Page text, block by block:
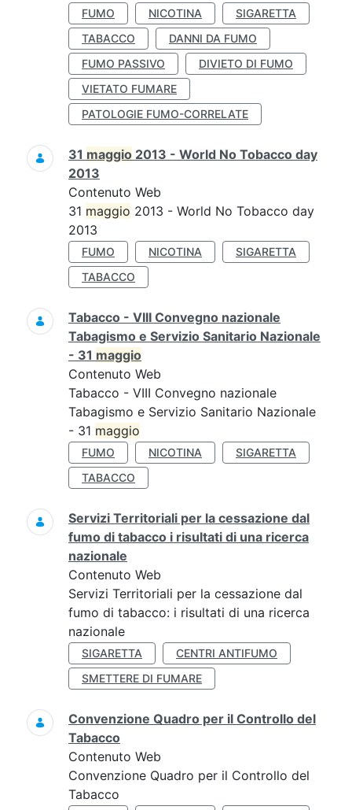
FUMO NICOTINA
SIGARETTA
TABACCO
DANNI DA FUMO
FUMO PASSIVO
DIVIETO DI FUMO
VIETATO FUMARE
PATOLOGIE FUMO-CORRELATE
31 maggio 2013 - World No Tobacco day
2013
Contenuto Web
31 maggio 2013 - World No Tobacco day
2013
FUMO NICOTINA
SIGARETTA
TABACCO
Tabacco - VIII Convegno nazionale
Tabagismo e Servizio Sanitario Nazionale
- 31 maggio
Contenuto Web
Tabacco - VIII Convegno nazionale
Tabagismo e Servizio Sanitario Nazionale
- 31 maggio
FUMO NICOTINA
SIGARETTA
TABACCO
Servizi Territoriali per la cessazione dal
fumo di tabacco i risultati di una ricerca
nazionale
Contenuto Web
Servizi Territoriali per la cessazione dal
fumo di tabacco: i risultati di una ricerca
nazionale
SIGARETTA
CENTRI ANTIFUMO
SMETTERE DI FUMARE
Convenzione Quadro per il Controllo del
Tabacco
Contenuto Web
Convenzione Quadro per il Controllo del
Tabacco